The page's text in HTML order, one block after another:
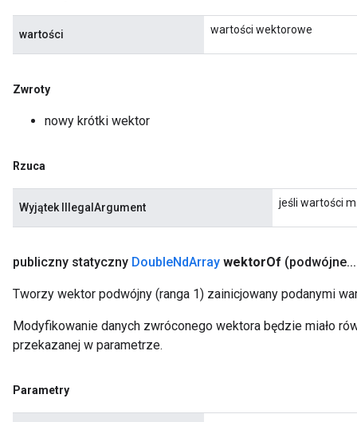
wartości wartości wektorowe
Zwroty
nowy krótki wektor
Rzuca
Wyjątek IllegalArgument jeśli wartości
publiczny statyczny DoubleNdArray wektorOf (podwójne...
Tworzy wektor podwójny (ranga 1) zainicjowany podanymi
Modyfikowanie danych zwróconego wektora będzie miało
przekazanej w parametrze.
Parametry